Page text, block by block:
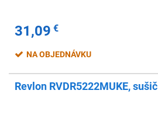
31,09 €
NA OBJEDNÁVKU
Revlon RVDR5222MUKE,